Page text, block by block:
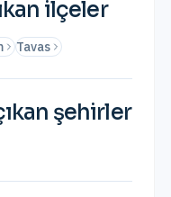
ilçeler
Tavas
şehirler